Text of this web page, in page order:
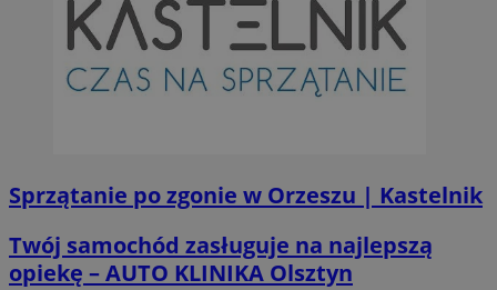
Sprzątanie po zgonie w Orzeszu | Kastelnik
Twój samochód zasługuje na najlepszą
opiekę – AUTO KLINIKA Olsztyn